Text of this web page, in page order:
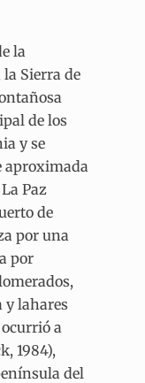
la
Sierra de
de los
y se
aproximada
Paz
de
por una
por
y lahares
a
1984),
del